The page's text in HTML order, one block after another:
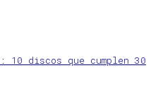
10 discos que cumplen 30